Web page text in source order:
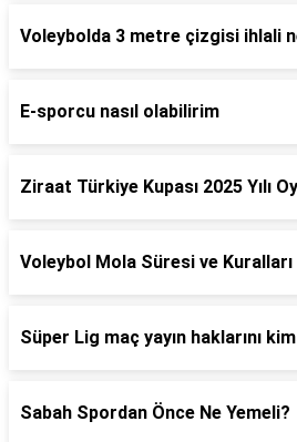
Voleybolda 3 metre çizgisi ihlali
E-sporcu nasıl olabilirim
Ziraat Türkiye Kupası 2025 Yılı
Voleybol Mola Süresi ve Kuralları
Süper Lig maç yayın haklarını kim
Sabah Spordan Önce Ne Yemeli?